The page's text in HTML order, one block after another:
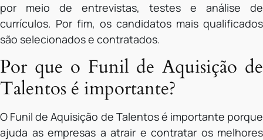
por meio de entrevistas, testes e análise de
currículos. Por fim, os candidatos mais qualificados
são selecionados e contratados.
Por que o Funil de Aquisição de
Talentos é importante?
O Funil de Aquisição de Talentos é importante porque
ajuda as empresas a atrair e contratar os melhores